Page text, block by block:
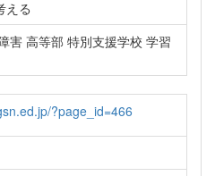
える
害 高等部 特別支援学校 学習
?page_id=466